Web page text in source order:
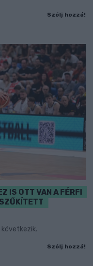
Szólj hozzá!
IS OTT VAN A FÉRFI
következik.
Szólj hozzá!